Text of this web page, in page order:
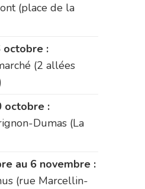
(place de la
octobre :
(2 allées
octobre :
Dumas (La
au 6 novembre :
(rue Marcellin-